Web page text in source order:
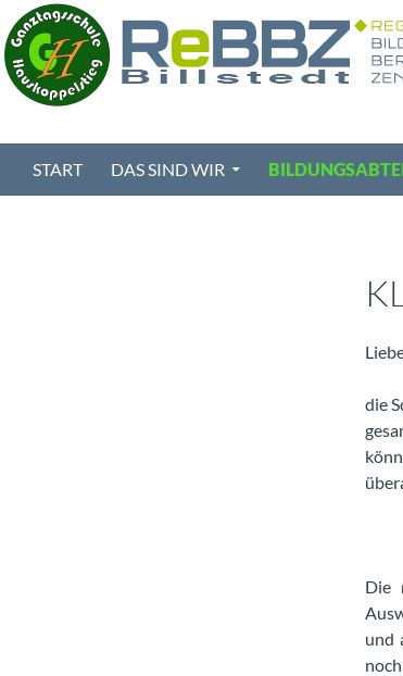
Zum
Inhalt
springen
ReBBZ Billstedt
START DAS SIND WIR
die
Die
und